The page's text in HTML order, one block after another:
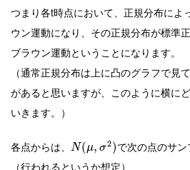
つまり各t時点において、正規分布によ
ウン運動になり、その正規分布が標準
ブラウン運動ということになります。
（通常正規分布は上に凸のグラフで見
があると思いますが、このように横に
いきます。）
各点からは、 N(μ, σ2)で次の点のサン
（行われるというか想定）